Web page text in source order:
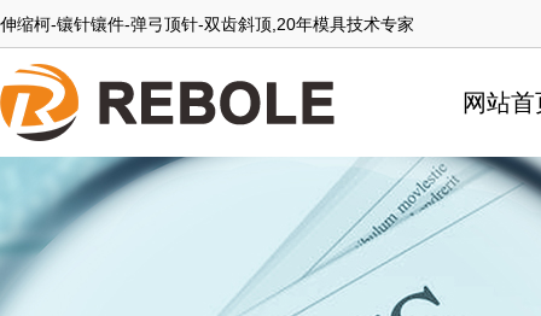
伸缩柯-镶针镶件-弹弓顶针-双齿斜顶,20年模具技术专家
网站首